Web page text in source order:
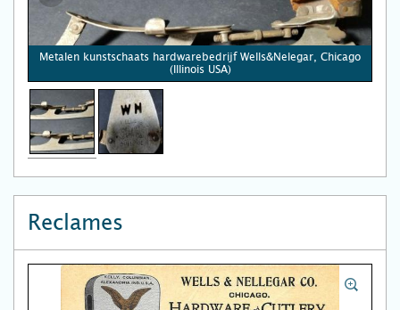
Metalen kunstschaats hardwarebedrijf Wells&Nelegar, Chicago
(Illinois USA)
Reclames